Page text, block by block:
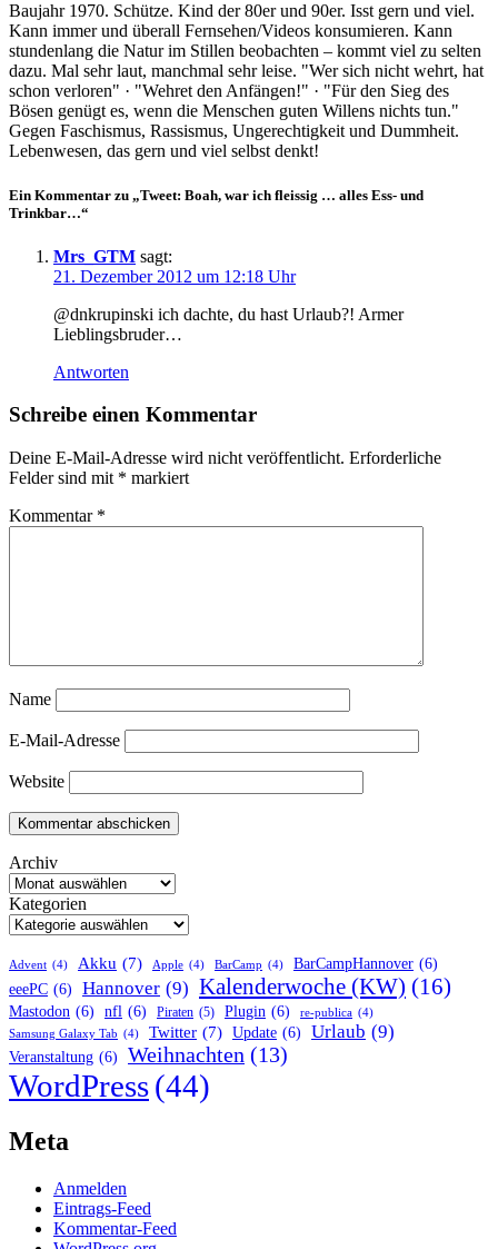
Baujahr 1970. Schütze. Kind der 80er und 90er. Isst gern und viel.
Kann immer und überall Fernsehen/Videos konsumieren. Kann
stundenlang die Natur im Stillen beobachten – kommt viel zu selten
dazu. Mal sehr laut, manchmal sehr leise. "Wer sich nicht wehrt, hat
schon verloren" · "Wehret den Anfängen!" · "Für den Sieg des
Bösen genügt es, wenn die Menschen guten Willens nichts tun."
Gegen Faschismus, Rassismus, Ungerechtigkeit und Dummheit.
Lebenwesen, das gern und viel selbst denkt!
Ein Kommentar zu „Tweet: Boah, war ich fleissig … alles Ess- und
Trinkbar…“
Mrs_GTM sagt:
21. Dezember 2012 um 12:18 Uhr
@dnkrupinski ich dachte, du hast Urlaub?! Armer
Lieblingsbruder…
Antworten
Schreibe einen Kommentar
Deine E-Mail-Adresse wird nicht veröffentlicht. Erforderliche
Felder sind mit * markiert
Kommentar *
Name
E-Mail-Adresse
Website
Archiv
Kategorien
Advent (4) Akku (7) Apple (4) BarCamp (4) BarCampHannover (6)
eeePC (6) Hannover (9) Kalenderwoche (KW) (16)
Mastodon (6) nfl (6) Piraten (5) Plugin (6) re-publica (4)
Samsung Galaxy Tab (4) Twitter (7) Update (6) Urlaub (9)
Veranstaltung (6) Weihnachten (13)
WordPress(44)
Meta
Anmelden
Eintrags-Feed
Kommentar-Feed